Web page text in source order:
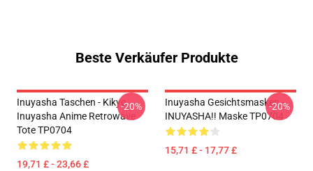
Beste Verkäufer Produkte
Inuyasha Taschen - Kikyo
Inuyasha Anime Retrowave
Tote TP0704
19,71 £ - 23,66 £
-20%
Inuyasha Gesichtsmasken -
INUYASHA!! Maske TP0704
15,71 £ - 17,77 £
-20%